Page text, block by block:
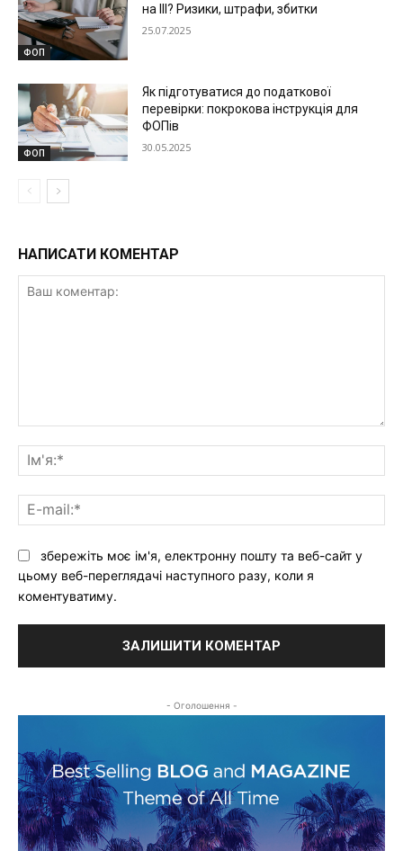
ФОП
на ІІІ? Ризики, штрафи, збитки
25.07.2025
ФОП
Як підготуватися до податкової
перевірки: покрокова інструкція для
ФОПів
30.05.2025
НАПИСАТИ КОМЕНТАР
коментар:
збережіть моє ім'я, електронну пошту та веб-сайт у
цьому веб-переглядачі наступного разу, коли я
коментуватиму.
- Оголошення -